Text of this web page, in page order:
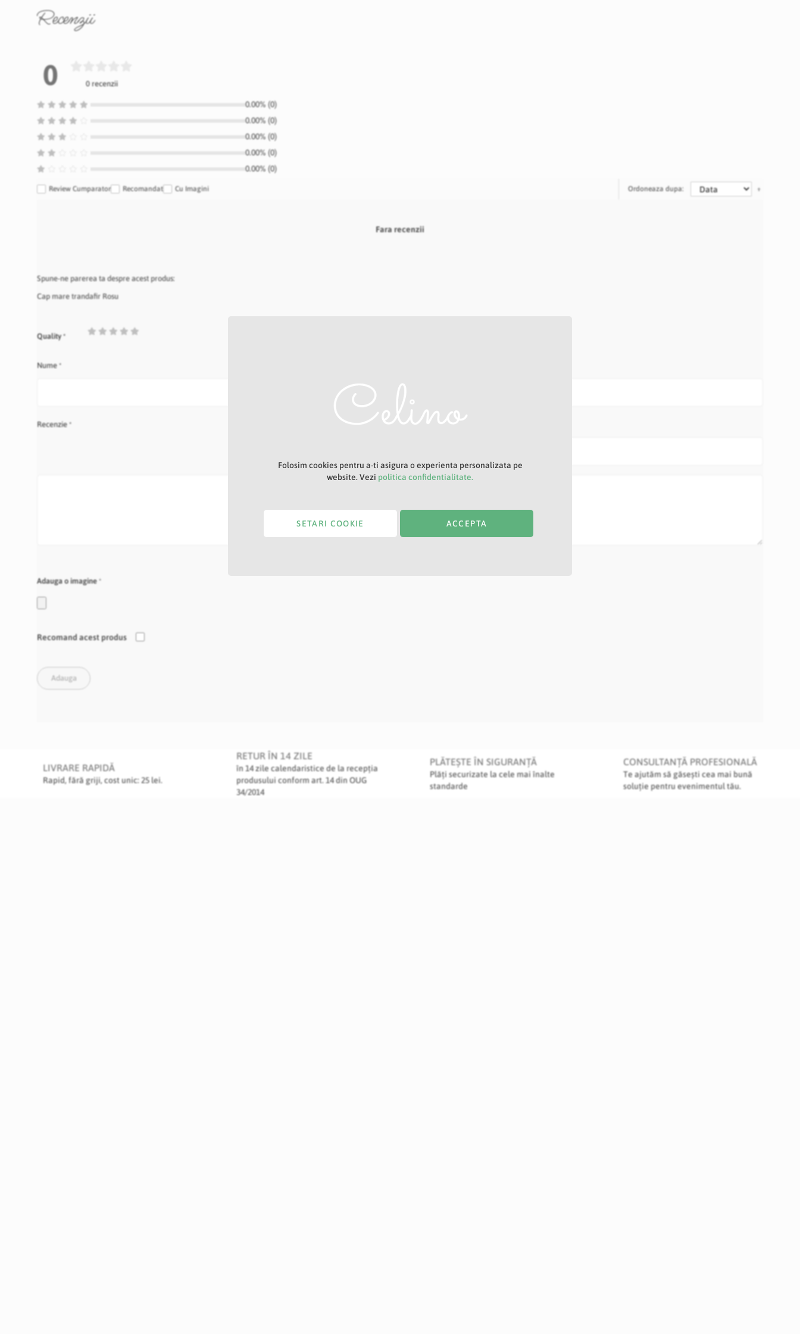
Recenzii
0 0 recenzii
0.00% (0)
0.00% (0)
0.00% (0)
0.00% (0)
0.00% (0)
Review Cumparator Recomandat Cu Imagini Ordoneaza dupa:
Fara recenzii
Spune-ne parerea ta despre acest produs:
Cap mare trandafir Rosu
Quality
1
2
3
4
Nume
Titlu
Recenzie
Adauga o imagine
Recomand acest produs
Adauga
LIVRARE RAPIDĂ
Rapid, fără griji, cost unic: 25 lei.
RETUR ÎN 14 ZILE
în 14 zile calendaristice de la recepția
produsului conform art. 14 din OUG
34/2014
PLĂTEȘTE ÎN SIGURANȚĂ
Plăți securizate la cele mai înalte
standarde
CONSULTANȚĂ PROFESIONALĂ
Te ajutăm să găsești cea mai bună
soluție pentru evenimentul tău.
Folosim cookies pentru a-ti asigura o experienta personalizata pe
website. Vezi politica confidentialitate.
ACCEPTA
SETARI COOKIE